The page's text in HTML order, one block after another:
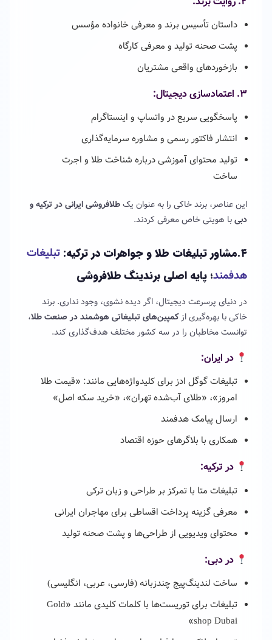
داستان تأسیس برند و معرفی خانواده مؤسس
پشت صحنه تولید و معرفی کارگاه
بازخوردهای واقعی مشتریان
۳. اعتمادسازی دیجیتال:
پاسخگویی سریع در واتساپ و اینستاگرام
انتشار فاکتور رسمی و مشاوره سرمایه‌گذاری
تولید محتوای آموزشی درباره شناخت طلا و اجرت
ساخت
این عناصر، برند خاکی را به عنوان یکطلافروشی ایرانی در ترکیه و
دبیبا هویتی خاص معرفی کردند.
۴.مشاور تبلیغات طلا و جواهرات در ترکیه:
تبلیغات
هدفمند؛ پایه اصلی برندینگ طلافروشی
در دنیای پرسرعت دیجیتال، اگر دیده نشوی، وجود نداری. برند
خاکی با بهره‌گیری ازکمپین‌های تبلیغاتی هوشمند در صنعت طلا،
توانست مخاطبان را در سه کشور مختلف هدف‌گذاری کند.
در ایران:
تبلیغات گوگل ادز برای کلیدواژه‌هایی مانند: «قیمت طلا
امروز»، «طلای آب‌شده تهران»، «خرید سکه اصل»
ارسال پیامک هدفمند
همکاری با بلاگرهای حوزه اقتصاد
در ترکیه:
تبلیغات متا با تمرکز بر طراحی و زبان ترکی
معرفی گزینه پرداخت اقساطی برای مهاجران ایرانی
محتوای ویدیویی از طراحی‌ها و پشت صحنه تولید
در دبی:
ساخت لندینگ‌پیج چندزبانه (فارسی، عربی، انگلیسی)
تبلیغات برای توریست‌ها با کلمات کلیدی مانند «Gold
shop Dubai»